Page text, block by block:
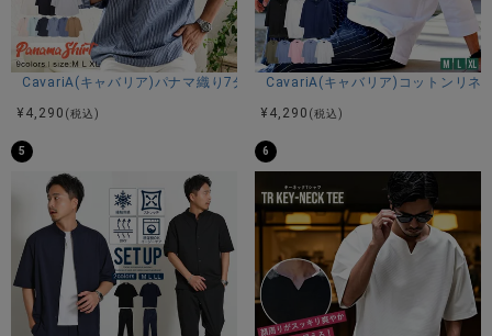
CavariA(キャバリア)パナマ織り7分袖カプリシャツ/全9色
¥ 4,290 (税込)
CavariA(キャバリア)コットンリネ
¥ 4,290 (税込)
5 6